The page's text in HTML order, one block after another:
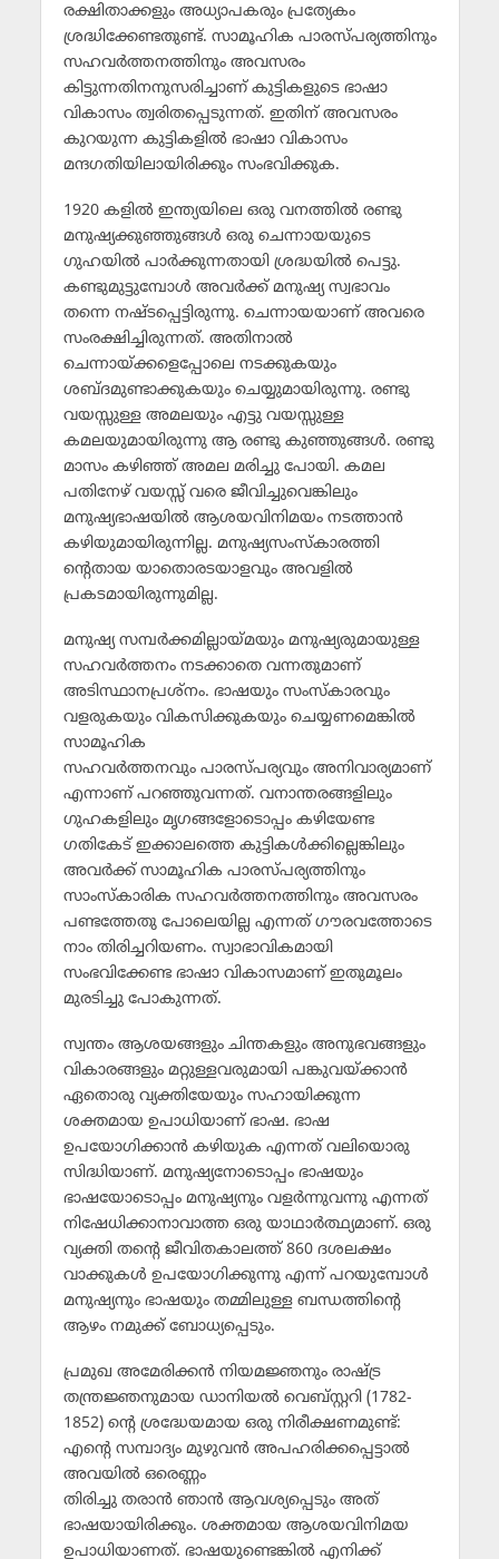
രക്ഷിതാക്കളും അധ്യാപകരും പ്രത്യേകം
ശ്രദ്ധിക്കേണ്ടതുണ്ട്. സാമൂഹിക പാരസ്പര്യത്തിനും
സഹവര്‍ത്തനത്തിനും അവസരം
കിട്ടുന്നതിനനുസരിച്ചാണ് കുട്ടികളുടെ ഭാഷാ
വികാസം ത്വരിതപ്പെടുന്നത്. ഇതിന് അവസരം
കുറയുന്ന കുട്ടികളില്‍ ഭാഷാ വികാസം
മന്ദഗതിയിലായിരിക്കും സംഭവിക്കുക.
1920 കളില്‍ ഇന്ത്യയിലെ ഒരു വനത്തില്‍ രണ്ടു
മനുഷ്യക്കുഞ്ഞുങ്ങള്‍ ഒരു ചെന്നായയുടെ
ഗുഹയില്‍ പാര്‍ക്കുന്നതായി ശ്രദ്ധയില്‍ പെട്ടു.
കണ്ടുമുട്ടുമ്പോള്‍ അവര്‍ക്ക് മനുഷ്യ സ്വഭാവം
തന്നെ നഷ്ടപ്പെട്ടിരുന്നു. ചെന്നായയാണ് അവരെ
സംരക്ഷിച്ചിരുന്നത്. അതിനാല്‍
ചെന്നായ്ക്കളെപ്പോലെ നടക്കുകയും
ശബ്ദമുണ്ടാക്കുകയും ചെയ്യുമായിരുന്നു. രണ്ടു
വയസ്സുള്ള അമലയും എട്ടു വയസ്സുള്ള
കമലയുമായിരുന്നു ആ രണ്ടു കുഞ്ഞുങ്ങള്‍. രണ്ടു
മാസം കഴിഞ്ഞ് അമല മരിച്ചു പോയി. കമല
പതിനേഴ് വയസ്സ് വരെ ജീവിച്ചുവെങ്കിലും
മനുഷ്യഭാഷയില്‍ ആശയവിനിമയം നടത്താന്‍
കഴിയുമായിരുന്നില്ല. മനുഷ്യസംസ്‌കാരത്തി
ന്റെതായ യാതൊരടയാളവും അവളില്‍
പ്രകടമായിരുന്നുമില്ല.
മനുഷ്യ സമ്പര്‍ക്കമില്ലായ്മയും മനുഷ്യരുമായുള്ള
സഹവര്‍ത്തനം നടക്കാതെ വന്നതുമാണ്
അടിസ്ഥാനപ്രശ്‌നം. ഭാഷയും സംസ്‌കാരവും
വളരുകയും വികസിക്കുകയും ചെയ്യണമെങ്കില്‍
സാമൂഹിക
സഹവര്‍ത്തനവും പാരസ്പര്യവും അനിവാര്യമാണ്
എന്നാണ് പറഞ്ഞുവന്നത്. വനാന്തരങ്ങളിലും
ഗുഹകളിലും മൃഗങ്ങളോടൊപ്പം കഴിയേണ്ട
ഗതികേട് ഇക്കാലത്തെ കുട്ടികള്‍ക്കില്ലെങ്കിലും
അവര്‍ക്ക് സാമൂഹിക പാരസ്പര്യത്തിനും
സാംസ്‌കാരിക സഹവര്‍ത്തനത്തിനും അവസരം
പണ്ടത്തേതു പോലെയില്ല എന്നത് ഗൗരവത്തോടെ
നാം തിരിച്ചറിയണം. സ്വാഭാവികമായി
സംഭവിക്കേണ്ട ഭാഷാ വികാസമാണ് ഇതുമൂലം
മുരടിച്ചു പോകുന്നത്.
സ്വന്തം ആശയങ്ങളും ചിന്തകളും അനുഭവങ്ങളും
വികാരങ്ങളും മറ്റുള്ളവരുമായി പങ്കുവയ്ക്കാന്‍
ഏതൊരു വ്യക്തിയേയും സഹായിക്കുന്ന
ശക്തമായ ഉപാധിയാണ് ഭാഷ. ഭാഷ
ഉപയോഗിക്കാന്‍ കഴിയുക എന്നത് വലിയൊരു
സിദ്ധിയാണ്. മനുഷ്യനോടൊപ്പം ഭാഷയും
ഭാഷയോടൊപ്പം മനുഷ്യനും വളര്‍ന്നുവന്നു എന്നത്
നിഷേധിക്കാനാവാത്ത ഒരു യാഥാര്‍ത്ഥ്യമാണ്. ഒരു
വ്യക്തി തന്റെ ജീവിതകാലത്ത് 860 ദശലക്ഷം
വാക്കുകള്‍ ഉപയോഗിക്കുന്നു എന്ന് പറയുമ്പോള്‍
മനുഷ്യനും ഭാഷയും തമ്മിലുള്ള ബന്ധത്തിന്റെ
ആഴം നമുക്ക് ബോധ്യപ്പെടും.
പ്രമുഖ അമേരിക്കന്‍ നിയമജ്ഞനും രാഷ്ട്ര
തന്ത്രജ്ഞനുമായ ഡാനിയല്‍ വെബ്സ്റ്ററി (1782-
1852) ന്റെ ശ്രദ്ധേയമായ ഒരു നിരീക്ഷണമുണ്ട്:
എന്റെ സമ്പാദ്യം മുഴുവന്‍ അപഹരിക്കപ്പെട്ടാല്‍
അവയില്‍ ഒരെണ്ണം
തിരിച്ചു തരാന്‍ ഞാന്‍ ആവശ്യപ്പെടും അത്
ഭാഷയായിരിക്കും. ശക്തമായ ആശയവിനിമയ
ഉപാധിയാണത്. ഭാഷയുണ്ടെങ്കില്‍ എനിക്ക്